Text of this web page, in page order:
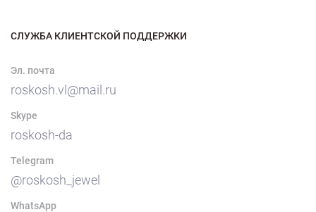
СЛУЖБА КЛИЕНТСКОЙ ПОДДЕРЖКИ
Эл. почта
roskosh.vl@mail.ru
Skype
roskosh-da
Telegram
@roskosh_jewel
WhatsApp